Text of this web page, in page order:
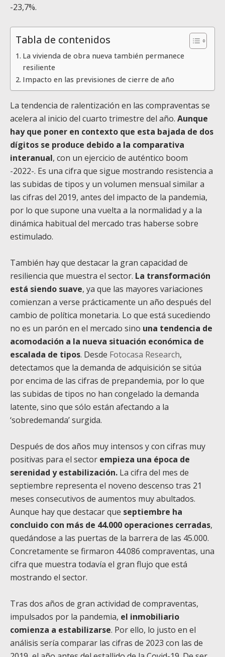
-23,7%.
Tabla de contenidos
La vivienda de obra nueva también permanece
resiliente
Impacto en las previsiones de cierre de año
La tendencia de ralentización en las compraventas se
acelera al inicio del cuarto trimestre del año. Aunque
hay que poner en contexto que esta bajada de dos
dígitos se produce debido a la comparativa
interanual, con un ejercicio de auténtico boom
-2022-. Es una cifra que sigue mostrando resistencia a
las subidas de tipos y un volumen mensual similar a
las cifras del 2019, antes del impacto de la pandemia,
por lo que supone una vuelta a la normalidad y a la
dinámica habitual del mercado tras haberse sobre
estimulado.
También hay que destacar la gran capacidad de
resiliencia que muestra el sector. La transformación
está siendo suave, ya que las mayores variaciones
comienzan a verse prácticamente un año después del
cambio de política monetaria. Lo que está sucediendo
no es un parón en el mercado sino una tendencia de
acomodación a la nueva situación económica de
escalada de tipos. Desde Fotocasa Research,
detectamos que la demanda de adquisición se sitúa
por encima de las cifras de prepandemia, por lo que
las subidas de tipos no han congelado la demanda
latente, sino que sólo están afectando a la
‘sobredemanda’ surgida.
Después de dos años muy intensos y con cifras muy
positivas para el sector empieza una época de
serenidad y estabilización. La cifra del mes de
septiembre representa el noveno descenso tras 21
meses consecutivos de aumentos muy abultados.
Aunque hay que destacar que septiembre ha
concluido con más de 44.000 operaciones cerradas,
quedándose a las puertas de la barrera de las 45.000.
Concretamente se firmaron 44.086 compraventas, una
cifra que muestra todavía el gran flujo que está
mostrando el sector.
Tras dos años de gran actividad de compraventas,
impulsados por la pandemia, el inmobiliario
comienza a estabilizarse. Por ello, lo justo en el
análisis sería comparar las cifras de 2023 con las de